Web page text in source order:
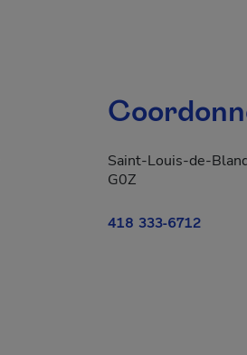
Saint-Louis-de-
G0Z
418 333-6712